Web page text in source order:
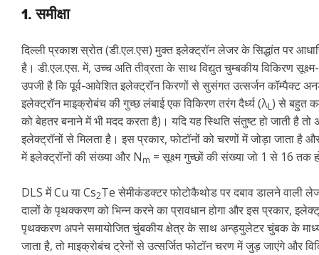
1. समीक्षा
दिल्ली प्रकाश स्रोत (डी.एल.एस) मुक्त इलेक्ट्रॉन लेजर के सिद्धांत पर
है। डी.एल.एस. में, उच्च अति तीव्रता के साथ विद्युत चुम्बकीय विकिरण
उपजी है कि पूर्व-आवेशित इलेक्ट्रॉन किरणों से सुसंगत उत्सर्जन कॉम्पैक्ट
इलेक्ट्रॉन माइक्रोबंच की गुच्छ लंबाई एक विकिरण तरंग दैर्ध्य (λL) से बहुत
को बेहतर बनाने में भी मदद करता है)। यदि यह स्थिति संतुष्ट हो जाती है
इलेक्ट्रॉनों से मिलता है। इस प्रकार, फोटॉनों को चरणों में जोड़ा जाता है
में इलेक्ट्रॉनों की संख्या और Nm = सूक्ष्म गुच्छों की संख्या जो 1 से 16
DLS में Cu या Cs2Te सेमीकंडक्टर फोटोकैथोड पर दबाव डालने वाली लेजर
दालों के पृथक्करण को भिन्न करने का प्रावधान होगा और इस प्रकार,
पृथक्करण अपने समायोजित चुंबकीय क्षेत्र के साथ अन्ड्युलेटर चुंबक के
जाता है, तो माइक्रोबंच ट्रेनों से उत्सर्जित फोटॉन चरण में जुड़ जाएंगे और